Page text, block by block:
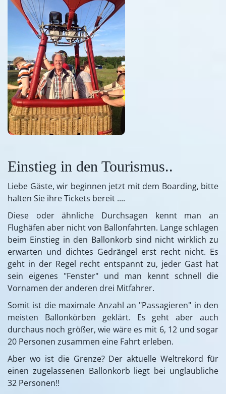
Einstieg in den Tourismus..
Liebe Gäste, wir beginnen jetzt mit dem Boarding, bitte
halten Sie ihre Tickets bereit ....
Diese oder ähnliche Durchsagen kennt man an
Flughäfen aber nicht von Ballonfahrten. Lange schlagen
beim Einstieg in den Ballonkorb sind nicht wirklich zu
erwarten und dichtes Gedrängel erst recht nicht. Es
geht in der Regel recht entspannt zu, jeder Gast hat
sein eigenes "Fenster" und man kennt schnell die
Vornamen der anderen drei Mitfahrer.
Somit ist die maximale Anzahl an "Passagieren" in den
meisten Ballonkörben geklärt. Es geht aber auch
durchaus noch größer, wie wäre es mit 6, 12 und sogar
20 Personen zusammen eine Fahrt erleben.
Aber wo ist die Grenze? Der aktuelle Weltrekord für
einen zugelassenen Ballonkorb liegt bei unglaubliche
32 Personen!!